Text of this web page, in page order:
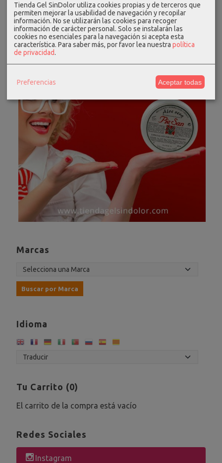
Marcas
Idioma
Tu Carrito (0)
El carrito de la compra está vacío
Redes Sociales
Instagram
Tienda Gel SinDolor utiliza cookies propias y de terceros que
permiten mejorar la usabilidad de navegación y recopilar
información. No se utilizarán las cookies para recoger
información de carácter personal. Solo se instalarán las
cookies no esenciales para la navegación si acepta esta
característica. Para saber más, por favor lea nuestra política
de privacidad.
Preferencias Aceptar todas